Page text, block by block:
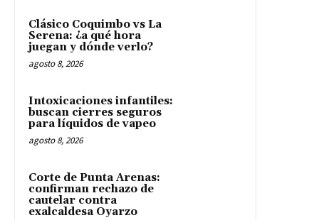
Clásico Coquimbo vs La
Serena: ¿a qué hora
juegan y dónde verlo?
agosto 8, 2026
Intoxicaciones infantiles:
buscan cierres seguros
para líquidos de vapeo
agosto 8, 2026
Corte de Punta Arenas:
confirman rechazo de
cautelar contra
exalcaldesa Oyarzo